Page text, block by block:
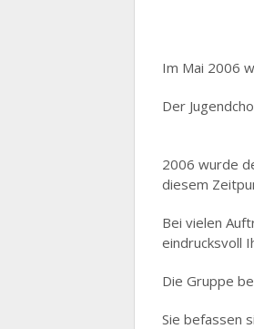
Im Mai 2006
Der
2006 wurde
diesem
Bei vielen
eindrucksvoll
Die Gruppe
Sie befassen